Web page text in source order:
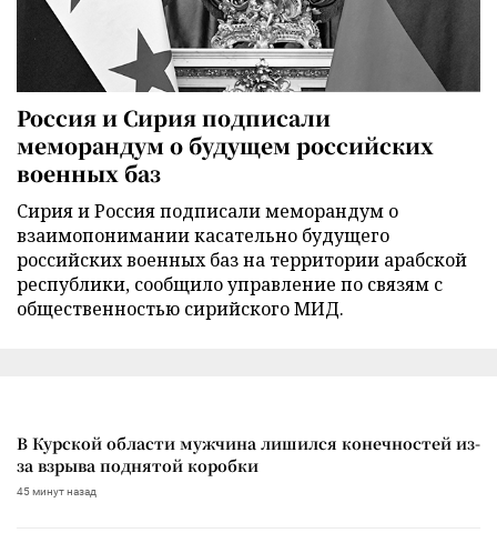
Россия и Сирия подписали
меморандум о будущем российских
военных баз
Сирия и Россия подписали меморандум о
взаимопонимании касательно будущего
российских военных баз на территории арабской
республики, сообщило управление по связям с
общественностью сирийского МИД.
В Курской области мужчина лишился конечностей из-
за взрыва поднятой коробки
45 минут назад